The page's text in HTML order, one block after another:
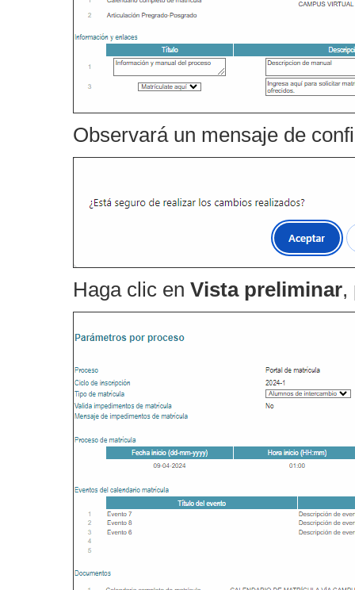
Observará un mensaje de
Haga clic en Vista preliminar,